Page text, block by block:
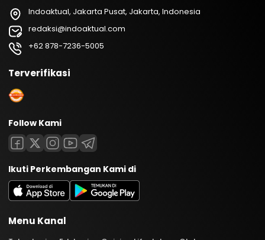
Indoaktual, Jakarta Pusat, Jakarta, Indonesia
redaksi@indoaktual.com
+62 878-7236-5005
Terverifikasi
Follow Kami
Ikuti Perkembangan Kami di
Menu Kanal